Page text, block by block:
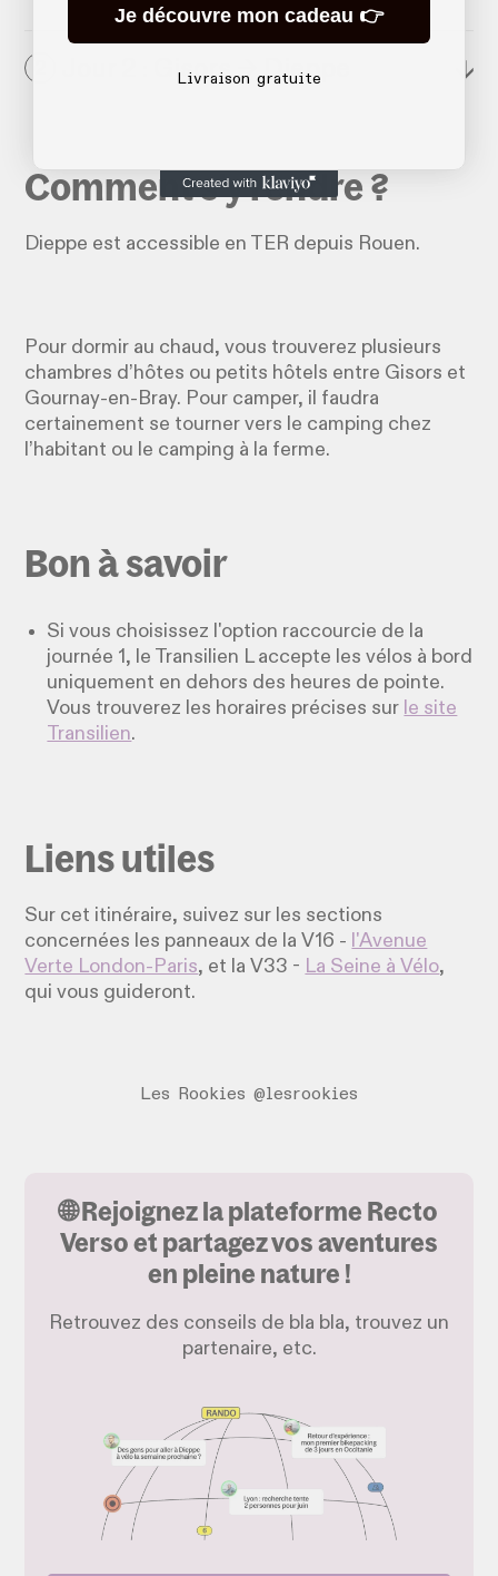
Jour 2 : Gisors → Dieppe ↓
Comment s'y rendre ?
Dieppe est accessible en TER depuis Rouen.
Pour dormir au chaud, vous trouverez plusieurs
chambres d’hôtes ou petits hôtels entre Gisors et
Gournay-en-Bray. Pour camper, il faudra
certainement se tourner vers le camping chez
l’habitant ou le camping à la ferme.
Bon à savoir
Si vous choisissez l'option raccourcie de la
journée 1, le Transilien L accepte les vélos à bord
uniquement en dehors des heures de pointe.
Vous trouverez les horaires précises sur le site
Transilien.
Liens utiles
Sur cet itinéraire, suivez sur les sections
concernées les panneaux de la V16 - l'Avenue
Verte London-Paris, et la V33 - La Seine à Vélo,
qui vous guideront.
Les Rookies @lesrookies
🌐 Rejoignez la plateforme Recto
Verso et partagez vos aventures
en pleine nature !
Retrouvez des conseils de bla bla, trouvez un
partenaire, etc.
Je découvre mon cadeau 👉
Livraison gratuite